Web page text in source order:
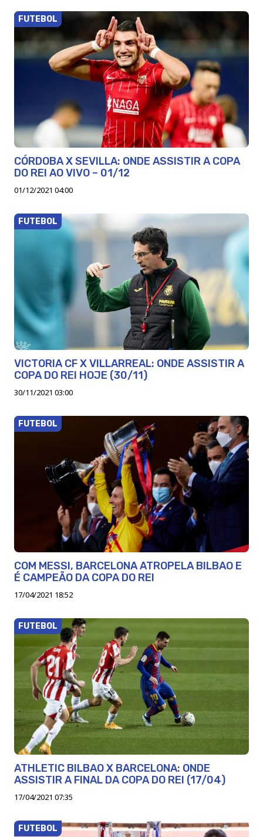
FUTEBOL
CÓRDOBA X SEVILLA: ONDE ASSISTIR A COPA
DO REI AO VIVO – 01/12
01/12/2021 04:00
FUTEBOL
VICTORIA CF X VILLARREAL: ONDE ASSISTIR A
COPA DO REI HOJE (30/11)
30/11/2021 03:00
FUTEBOL
COM MESSI, BARCELONA ATROPELA BILBAO E
É CAMPEÃO DA COPA DO REI
17/04/2021 18:52
FUTEBOL
ATHLETIC BILBAO X BARCELONA: ONDE
ASSISTIR A FINAL DA COPA DO REI (17/04)
17/04/2021 07:35
FUTEBOL